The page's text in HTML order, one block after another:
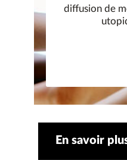
diffusion de
En savoir